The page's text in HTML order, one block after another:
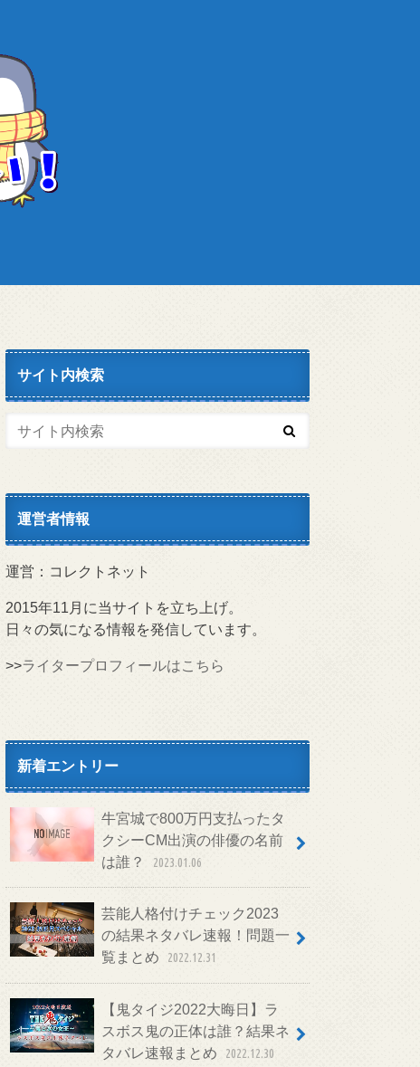
サイト内検索
運営者情報
運営：コレクトネット
2015年11月に当サイトを立ち上げ。
日々の気になる情報を発信しています。
>>ライタープロフィールはこちら
新着エントリー
牛宮城で800万円支払ったタ
クシーCM出演の俳優の名前
は誰？
2023.01.06
芸能人格付けチェック2023
の結果ネタバレ速報！問題一
覧まとめ
2022.12.31
【鬼タイジ2022大晦日】ラ
スボス鬼の正体は誰？結果ネ
タバレ速報まとめ
2022.12.30